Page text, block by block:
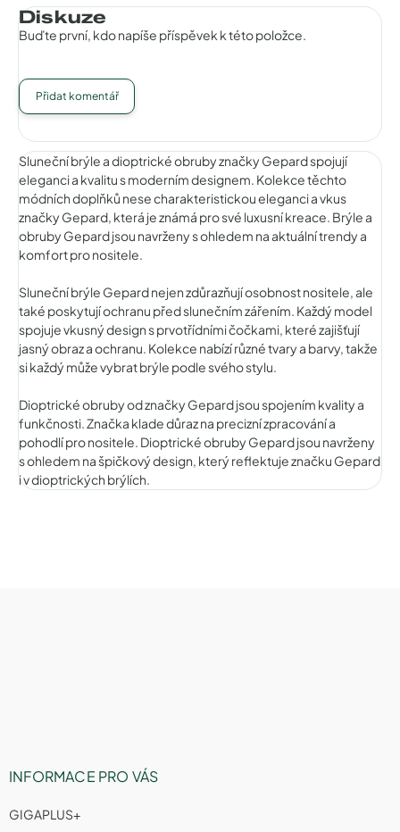
Diskuze
Buďte první, kdo napíše příspěvek k této položce.
Přidat komentář
Sluneční brýle a dioptrické obruby značky Gepard spojují
eleganci a kvalitu s moderním designem. Kolekce těchto
módních doplňků nese charakteristickou eleganci a vkus
značky Gepard, která je známá pro své luxusní kreace. Brýle a
obruby Gepard jsou navrženy s ohledem na aktuální trendy a
komfort pro nositele.
Sluneční brýle Gepard nejen zdůrazňují osobnost nositele, ale
také poskytují ochranu před slunečním zářením. Každý model
spojuje vkusný design s prvotřídními čočkami, které zajišťují
jasný obraz a ochranu. Kolekce nabízí různé tvary a barvy, takže
si každý může vybrat brýle podle svého stylu.
Dioptrické obruby od značky Gepard jsou spojením kvality a
funkčnosti. Značka klade důraz na precizní zpracování a
pohodlí pro nositele. Dioptrické obruby Gepard jsou navrženy
s ohledem na špičkový design, který reflektuje značku Gepard
i v dioptrických brýlích.
INFORMACE PRO VÁS
GIGAPLUS+